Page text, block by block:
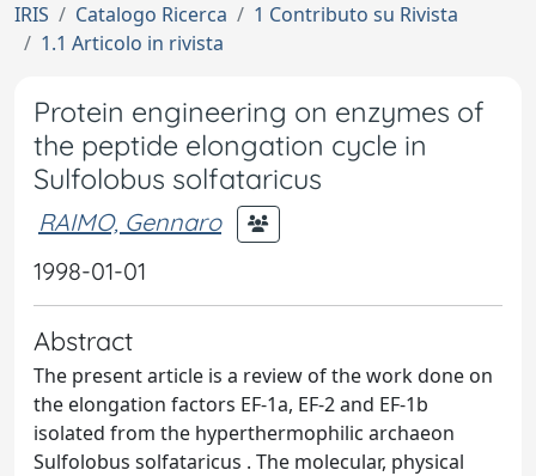
IRIS Catalogo Ricerca
1 Contributo su Rivista
1.1 Articolo in rivista
Protein engineering on enzymes of
the peptide elongation cycle in
Sulfolobus solfataricus
RAIMO, Gennaro
1998-01-01
Abstract
The present article is a review of the work done on
the elongation factors EF-1a, EF-2 and EF-1b
isolated from the hyperthermophilic archaeon
Sulfolobus solfataricus . The molecular, physical